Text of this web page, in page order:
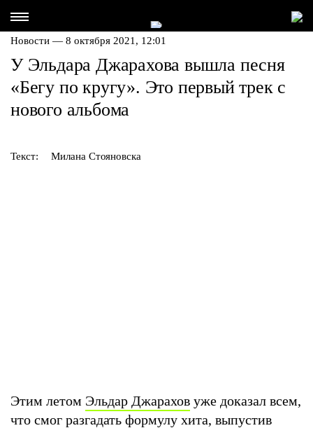
Новости — 8 октября 2021, 12:01
У Эльдара Джарахова вышла песня
«Бегу по кругу». Это первый трек с
нового альбома
Текст: Милана Стояновска
Этим летом Эльдар Джарахов уже доказал всем,
что смог разгадать формулу хита, выпустив